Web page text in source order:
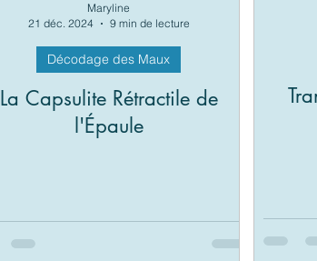
La Capsulite Rétractile de
l'Épaule
Décodage des Maux
Maryline
21 déc. 2024
9 min de lecture